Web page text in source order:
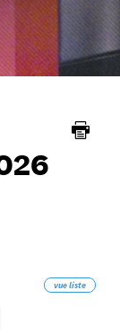
vue liste